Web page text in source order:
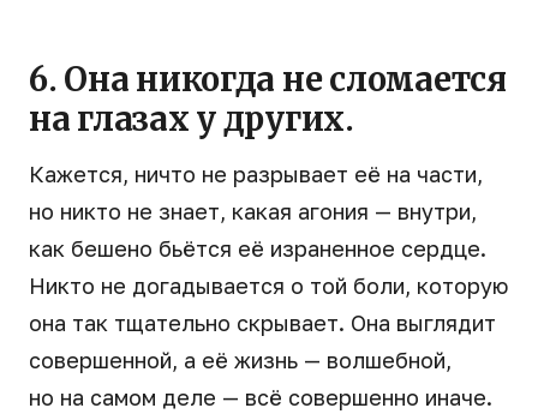
6. Она никогда не сломается
на глазах у других.
Кажется, ничто не разрывает её на части,
но никто не знает, какая агония — внутри,
как бешено бьётся её израненное сердце.
Никто не догадывается о той боли, которую
она так тщательно скрывает. Она выглядит
совершенной, а её жизнь — волшебной,
но на самом деле — всё совершенно иначе.